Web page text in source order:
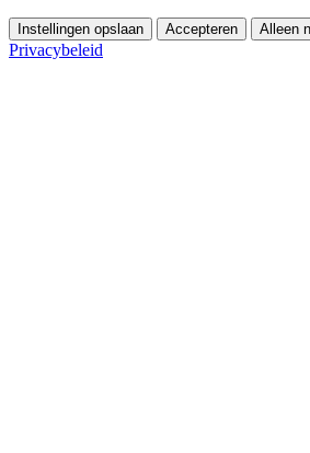
Instellingen opslaan Accepteren Alleen
Privacybeleid